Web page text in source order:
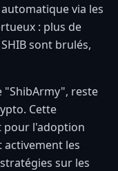
via les
: plus de
sont brulés,
"ShibArmy", reste
Cette
pour l'adoption
activement les
sur les